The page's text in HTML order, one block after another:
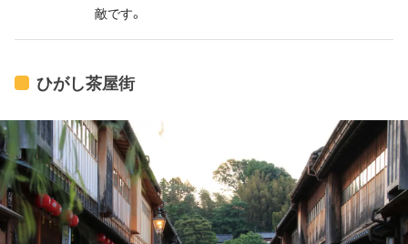
敵です。
ひがし茶屋街